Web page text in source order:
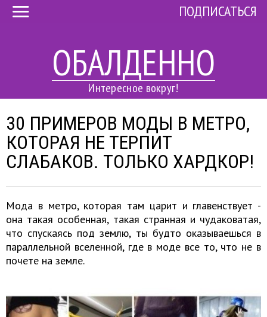
ОБАЛДЕННО
Интересное вокруг!
ПОДПИСАТЬСЯ
30 ПРИМЕРОВ МОДЫ В МЕТРО,
КОТОРАЯ НЕ ТЕРПИТ
СЛАБАКОВ. ТОЛЬКО ХАРДКОР!
Мода в метро, которая там царит и главенствует -
она такая особенная, такая странная и чудаковатая,
что спускаясь под землю, ты будто оказываешься в
параллельной вселенной, где в моде все то, что не в
почете на земле.